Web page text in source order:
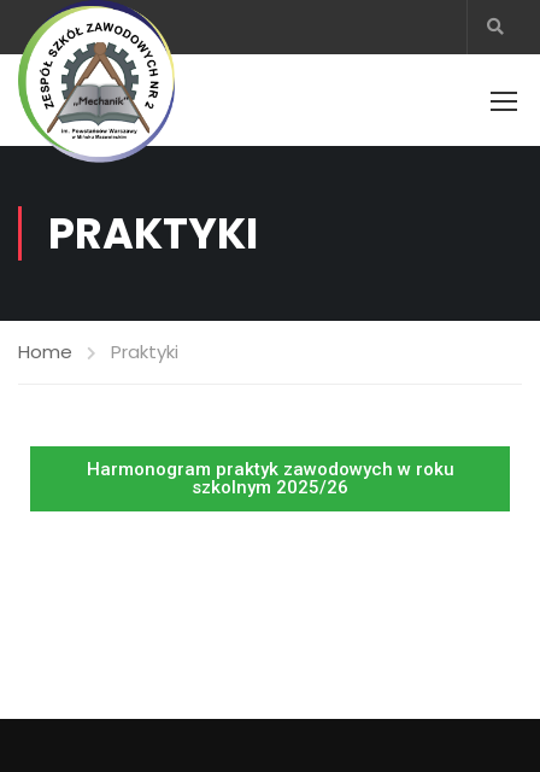
PRAKTYKI
Home Praktyki
Harmonogram praktyk zawodowych w roku
szkolnym 2025/26